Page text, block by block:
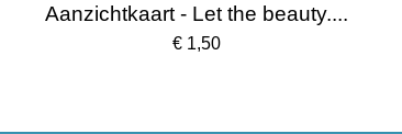
Aanzichtkaart - Let the beauty....
€ 1,50